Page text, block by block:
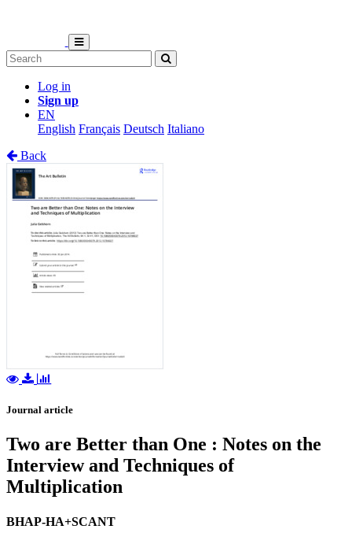
Log in
Sign up
EN
English Français Deutsch Italiano
Back
Journal article
Two are Better than One : Notes on the
Interview and Techniques of
Multiplication
BHAP-HA+SCANT